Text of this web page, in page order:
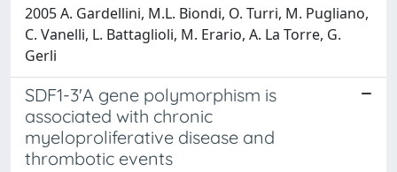
2005 A. Gardellini, M.L. Biondi, O. Turri, M. Pugliano,
C. Vanelli, L. Battaglioli, M. Erario, A. La Torre, G.
Gerli
SDF1-3'A gene polymorphism is
associated with chronic
myeloproliferative disease and
thrombotic events